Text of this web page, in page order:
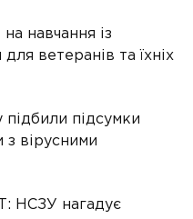
навчання із
ветеранів та їхніх
підбили підсумки
з вірусними
НСЗУ нагадує